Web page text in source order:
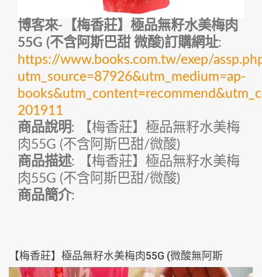
博客來-【梅香莊】極品無籽水美梅肉
55G (不含阿斯巴甜 微酸)訂購網址:
https://www.books.com.tw/exep/
utm_source=87926&utm_medium=ap-
201911
商品說明: 【梅香莊】極品無籽水美梅
肉55G (不含阿斯巴甜/微酸)
商品描述: 【梅香莊】極品無籽水美梅
肉55G (不含阿斯巴甜/微酸)
商品簡介:
【梅香莊】極品無籽水美梅肉55G (微酸無阿斯